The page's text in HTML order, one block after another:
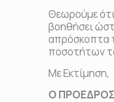
Θεωρούμε
βοηθήσει
απρόσκοπτα
ποσοτήτων
Με Εκτίμηση,
Ο